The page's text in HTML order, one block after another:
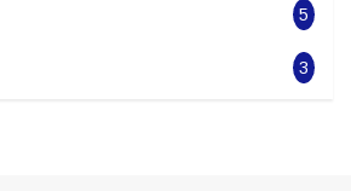
1963
5681